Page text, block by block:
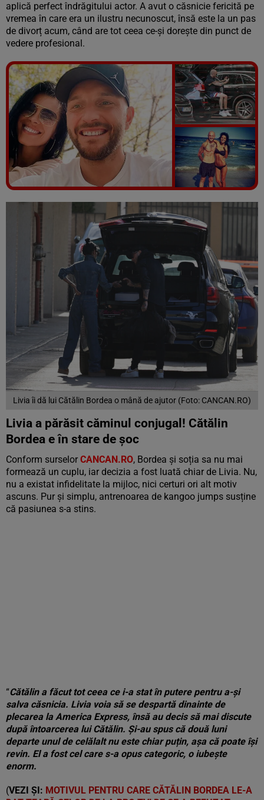
aplică perfect îndrăgitului actor. A avut o căsnicie fericită pe
vremea în care era un ilustru necunoscut, însă este la un pas
de divorț acum, când are tot ceea ce-și dorește din punct de
vedere profesional.
Vezi galeria foto
5 poze
Livia îi dă lui Cătălin Bordea o mână de ajutor (Foto: CANCAN.RO)
Livia a părăsit căminul conjugal! Cătălin
Bordea e în stare de șoc
Conform surselor CANCAN.RO, Bordea și soția sa nu mai
formează un cuplu, iar decizia a fost luată chiar de Livia. Nu,
nu a existat infidelitate la mijloc, nici certuri ori alt motiv
ascuns. Pur și simplu, antrenoarea de kangoo jumps susține
că pasiunea s-a stins.
“Cătălin a făcut tot ceea ce i-a stat în putere pentru a-și
salva căsnicia. Livia voia să se despartă dinainte de
plecarea la America Express, însă au decis să mai discute
după întoarcerea lui Cătălin. Și-au spus că două luni
departe unul de celălalt nu este chiar puțin, așa că poate își
revin. El a fost cel care s-a opus categoric, o iubește
enorm.
(VEZI ȘI: MOTIVUL PENTRU CARE CĂTĂLIN BORDEA LE-A